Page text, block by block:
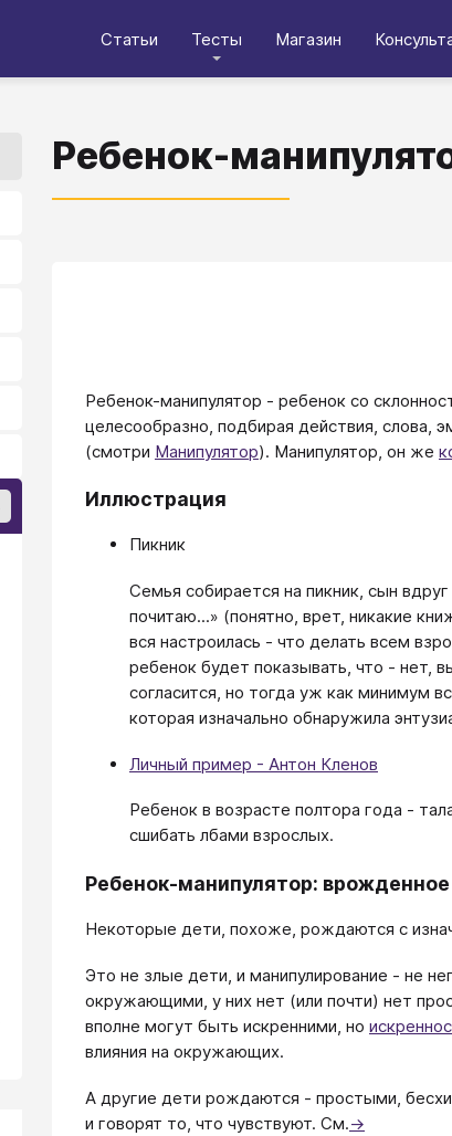
Статьи Тесты Магазин
Ребенок-
Ребенок-манипулятор - ребенок со
целесообразно, подбирая действия, слова,
(смотри Манипулятор). Манипулятор, он же
Иллюстрация
Пикник
Семья собирается на пикник, сын
почитаю...» (понятно, врет, никакие
вся настроилась - что делать всем
ребенок будет показывать, что - нет,
согласится, но тогда уж как минимум
которая изначально обнаружила
Личный пример - Антон Кленов
Ребенок в возрасте полтора года -
сшибать лбами взрослых.
Ребенок-манипулятор:
Некоторые дети, похоже, рождаются с
Это не злые дети, и манипулирование - не
окружающими, у них нет (или почти) нет
вполне могут быть искренними, но
влияния на окружающих.
А другие дети рождаются - простыми,
и говорят то, что чувствуют. См.→